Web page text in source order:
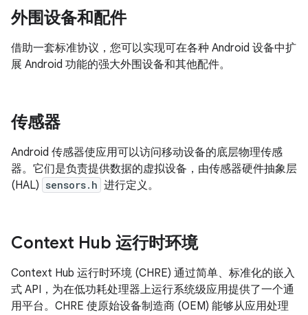
外围设备和配件
借助一套标准协议，您可以实现可在各种 Android 设备中扩
展 Android 功能的强大外围设备和其他配件。
传感器
Android 传感器使应用可以访问移动设备的底层物理传感
器。它们是负责提供数据的虚拟设备，由传感器硬件抽象层
(HAL) sensors.h 进行定义。
Context Hub 运行时环境
Context Hub 运行时环境 (CHRE) 通过简单、标准化的嵌入
式 API，为在低功耗处理器上运行系统级应用提供了一个通
用平台。CHRE 使原始设备制造商 (OEM) 能够从应用处理